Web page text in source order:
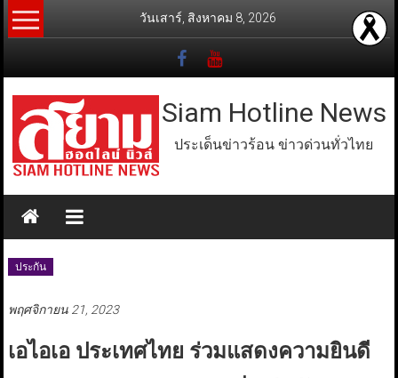
Skip
to
วันเสาร์, สิงหาคม 8, 2026
Siam Hotline News
ประเด็นข่าวร้อน ข่าวด่วนทั่วไทย
ประกัน
พฤศจิกายน 21, 2023
เอไอเอ ประเทศไทย ร่วมแสดงความยินดี